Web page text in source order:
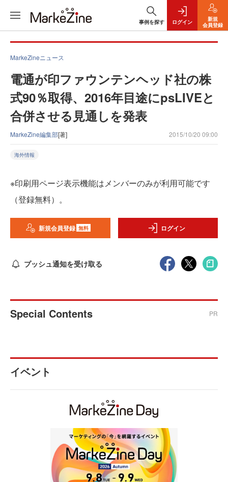
事例を探す ログイン
新規
会員登録
MarkeZineニュース
電通が印ファウンテンヘッド社の株
式90％取得、2016年目途にpsLIVEと
合併させる見通しを発表
MarkeZine編集部[著] 2015/10/20 09:00
海外情報
※印刷用ページ表示機能はメンバーのみが利用可能です
（登録無料）。
新規会員登録 無料 ログイン
プッシュ通知を受け取る
Special Contents PR
イベント